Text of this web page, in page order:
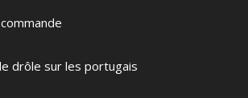
drôle sur les portugais